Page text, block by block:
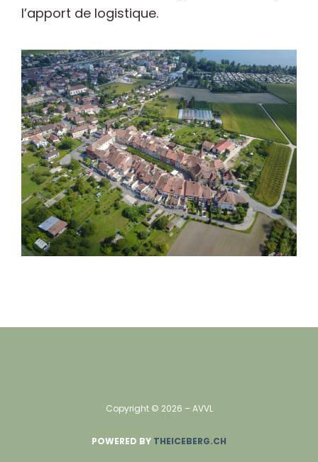
l’apport de logistique.
Copyright © 2026 – AVVL
POWERED BY THEICEBERG.CH